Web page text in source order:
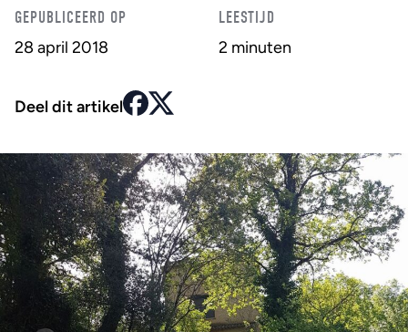
GEPUBLICEERD OP
28 april 2018
LEESTIJD
2 minuten
Deel dit artikel